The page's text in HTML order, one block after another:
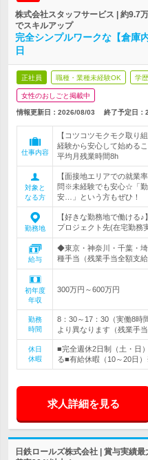
株式会社スタッフサービス | 約9.7
でスキルアップ
完全シンプルワークな【倉庫
日
正社員 職種・業種未経験OK 学
女性のおしごと掲載中
情報更新日：2026/08/03 終了予定日：
仕事内容
【コツコツモクモク取り
経験から安心して始める
平均月残業時間8h
対象と
なる方
【面接地エリアでの就業
問※未経験でも安心☆「勤
安…」という方もぜひ！
勤務地
【好きな勤務地で働ける
プロジェクト先(在宅勤務
給与
◆東京・神奈川・千葉・
種手当（残業手当全額支
初年度
年収
300万円～600万円
勤務
時間
8：30～17：30（実働8時
より異なります（残業手
休日
休暇
■完全週休2日制（土・日
る■有給休暇（10～20日
求人詳細を見る
日鉄ロールズ株式会社 | 賞与実績